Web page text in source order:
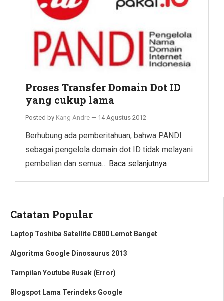
Proses Transfer Domain Dot ID
yang cukup lama
Posted by Kang Andre — 14 Agustus 2012
Berhubung ada pemberitahuan, bahwa PANDI
sebagai pengelola domain dot ID tidak melayani
pembelian dan semua… Baca selanjutnya
Catatan Popular
Laptop Toshiba Satellite C800 Lemot Banget
Algoritma Google Dinosaurus 2013
Tampilan Youtube Rusak (Error)
Blogspot Lama Terindeks Google